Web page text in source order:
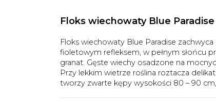
Floks wiechowaty Blue Paradise
Floks wiechowaty Blue Paradise
fioletowym refleksem, w pełnym słońcu
granat. Gęste wiechy osadzone na
Przy lekkim wietrze roślina roztacza
tworzy zwarte kępy wysokości 80 – 90